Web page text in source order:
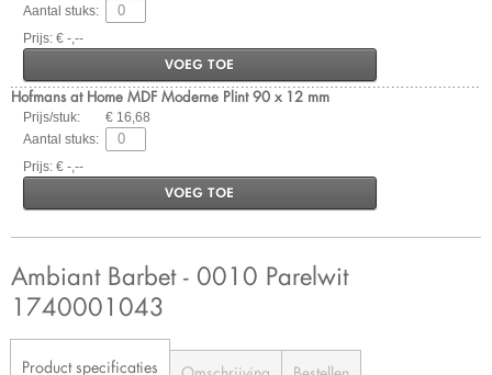
Aantal stuks:
Prijs: € -,--
VOEG TOE
Hofmans at Home MDF Moderne Plint 90 x 12 mm
Prijs/stuk:
€ 16,68
Aantal stuks:
Prijs: € -,--
VOEG TOE
Ambiant Barbet - 0010 Parelwit
1740001043
Product specificaties